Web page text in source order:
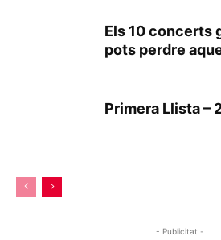
Els 10 concerts
pots perdre
Primera Llista –
- Publicitat -